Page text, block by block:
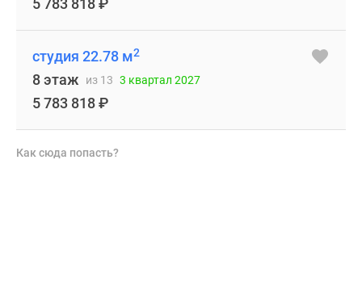
5 783 818₽
студия 22.78 м2
8 этаж из 13 3 квартал 2027
5 783 818₽
Как сюда попасть?